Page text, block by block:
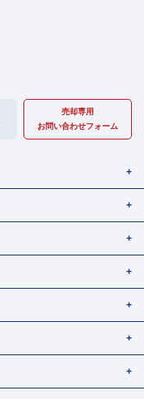
売却専用
お問い合わせフォーム